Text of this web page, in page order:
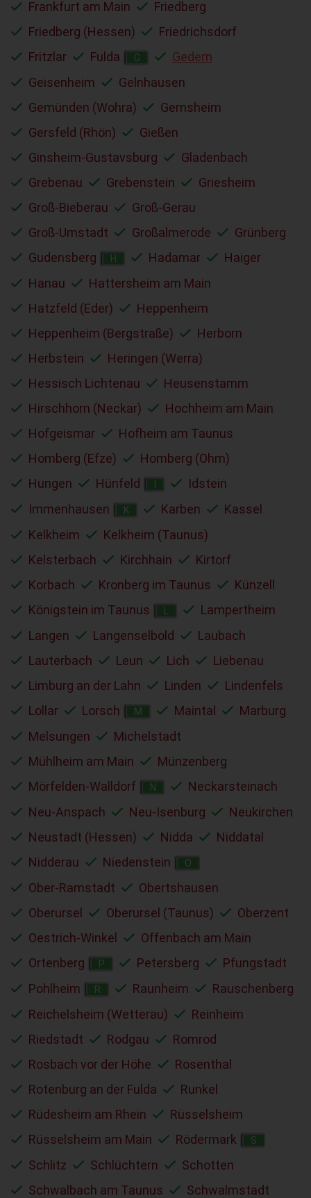
Frankfurt am Main
Friedberg
Friedberg (Hessen)
Friedrichsdorf
Fritzlar
Fulda G
Gedern
Geisenheim
Gelnhausen
Gemünden (Wohra)
Gernsheim
Gersfeld (Rhön)
Gießen
Ginsheim-Gustavsburg
Gladenbach
Grebenau
Grebenstein
Griesheim
Groß-Bieberau
Groß-Gerau
Groß-Umstadt
Großalmerode
Grünberg
Gudensberg
H Hadamar
Haiger
Hanau
Hattersheim am Main
Hatzfeld (Eder)
Heppenheim
Heppenheim (Bergstraße)
Herborn
Herbstein
Heringen (Werra)
Hessisch Lichtenau
Heusenstamm
Hirschhorn (Neckar)
Hochheim am Main
Hofgeismar
Hofheim am Taunus
Homberg (Efze)
Homberg (Ohm)
Hungen
Hünfeld
Idstein
Immenhausen
K Karben
Kassel
Kelkheim
Kelkheim (Taunus)
Kelsterbach
Kirchhain
Kirtorf
Korbach
Kronberg im Taunus
Künzell
Königstein im Taunus
Lampertheim
Langen
Langenselbold
Laubach
Lauterbach
Leun Lich
Liebenau
Limburg an der Lahn
Linden
Lindenfels
Lollar
Lorsch M Maintal
Marburg
Melsungen
Michelstadt
Mühlheim am Main
Münzenberg
Mörfelden-Walldorf
N
Neckarsteinach
Neu-Anspach
Neu-Isenburg
Neukirchen
Neustadt (Hessen)
Nidda
Niddatal
Nidderau
Niedenstein O
Ober-Ramstadt
Obertshausen
Oberursel
Oberursel (Taunus)
Oberzent
Oestrich-Winkel
Offenbach am Main
Ortenberg
P Petersberg
Pfungstadt
Pohlheim
R Raunheim
Rauschenberg
Reichelsheim (Wetterau)
Reinheim
Riedstadt
Rodgau
Romrod
Rosbach vor der Höhe
Rosenthal
Rotenburg an der Fulda
Runkel
Rüdesheim am Rhein
Rüsselsheim
Rüsselsheim am Main
Rödermark S
Schlitz Schlüchtern
Schotten
Schwalbach am Taunus
Schwalmstadt